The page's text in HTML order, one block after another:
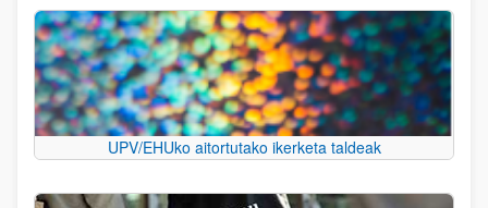
UPV/EHUko aitortutako ikerketa taldeak